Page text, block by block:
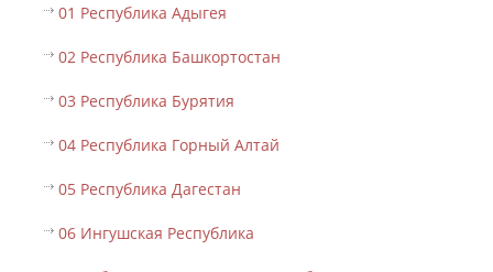
01 Республика Адыгея
02 Республика Башкортостан
03 Республика Бурятия
04 Республика Горный Алтай
05 Республика Дагестан
06 Ингушская Республика